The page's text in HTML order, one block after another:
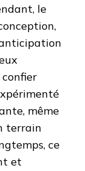
le
même
terrain
ce
et